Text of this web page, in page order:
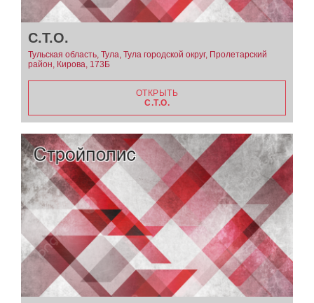
С.Т.О.
Тульская область, Тула, Тула городской округ, Пролетарский
район, Кирова, 173Б
ОТКРЫТЬ
С.Т.О.